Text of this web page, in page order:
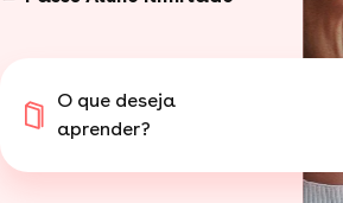
O que deseja
aprender?